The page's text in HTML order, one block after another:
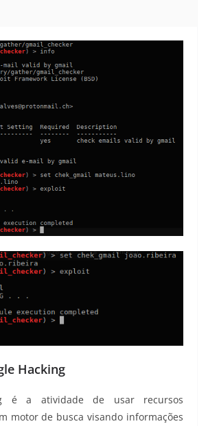
Hacking
é a atividade de usar recursos
motor de busca visando informações